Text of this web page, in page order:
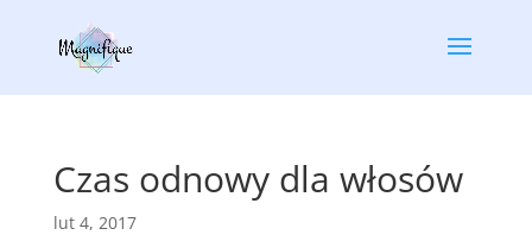
Czas odnowy dla włosów
lut 4, 2017